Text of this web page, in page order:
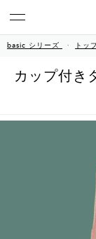
basic シリーズ トッ
カップ付き